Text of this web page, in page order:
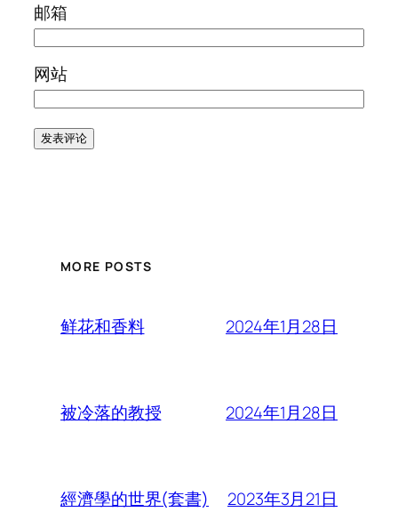
邮箱
网站
MORE POSTS
鲜花和香料 2024年1月28日
被冷落的教授 2024年1月28日
經濟學的世界(套書) 2023年3月21日